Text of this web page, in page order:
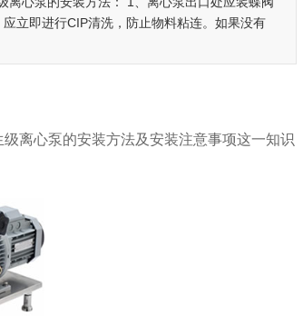
立即进行CIP清洗，防止物料粘连。如果没有
离心泵的安装方法及安装注意事项这一知识